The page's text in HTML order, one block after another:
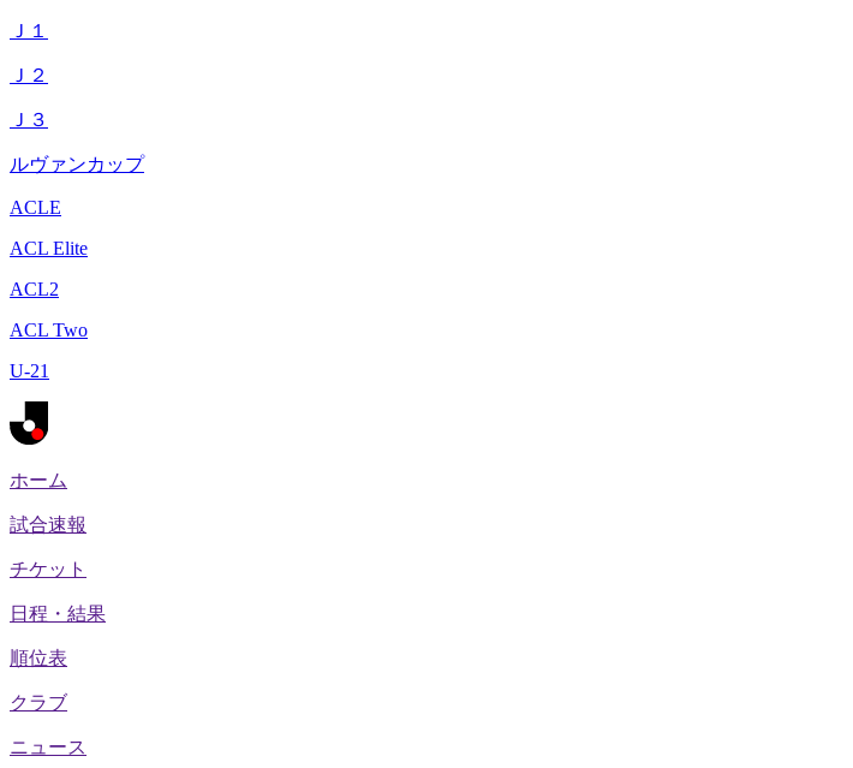
Ｊ１
Ｊ２
Ｊ３
ルヴァンカップ
ACLE
ACL Elite
ACL2
ACL Two
U-21
ホーム
試合速報
チケット
日程・結果
順位表
クラブ
ニュース